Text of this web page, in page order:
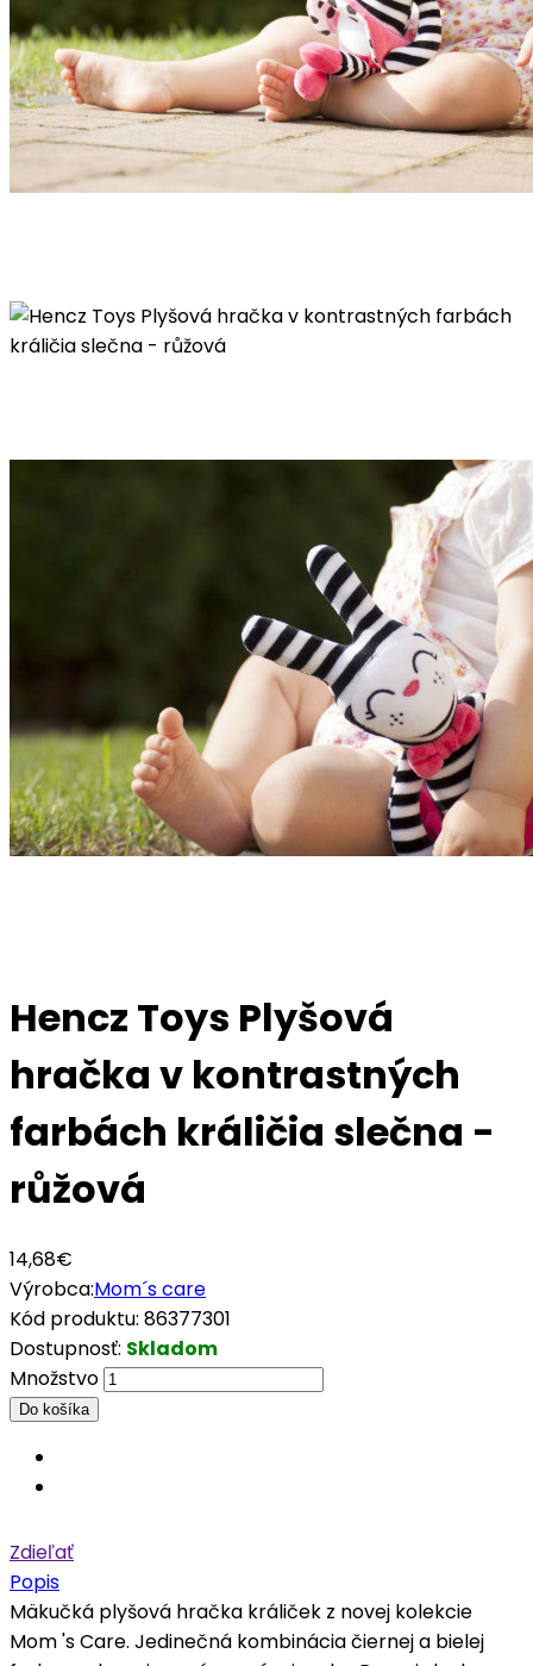
Hencz Toys Plyšová
hračka v kontrastných
farbách králičia slečna -
růžová
14,68€
Výrobca:Mom´s care
Kód produktu: 86377301
Dostupnosť: Skladom
Množstvo
Zdieľať
Popis
Mäkučká plyšová hračka králiček z novej kolekcie
Mom 's Care. Jedinečná kombinácia čiernej a bielej